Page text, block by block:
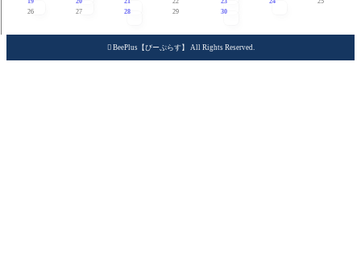
26
27 28 29 30
 BeePlus【びーぷらす】 All Rights Reserved.